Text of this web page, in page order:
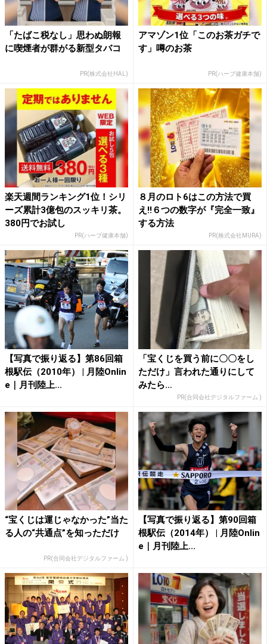
「たばこ税なし」思わぬ朗報
に喫煙者が群がる新型タバコ
PR(株式会社HAL)
アマゾン1位「このお茶ガチで
す」噂のお茶
PR(ハーブ健康本舗)
楽天週間ランキング1位！シリ
ーズ累計3億包のスッキリ茶。
380円でお試し
PR(ハーブ健康本舗)
８月のロト6はこの方法で買
え!!６つの数字が『完全一致』
する方法
PR(株式会社MURA)
【写真で振り返る】第86回箱
根駅伝（2010年） | 月陸Onlin
e｜月刊陸上...
「宝くじを買う前に〇〇をし
ただけ」言われた通りにして
みたら…
PR(合同会社デジタルファーム )
“宝くじは運じゃなかった”当た
る人の“共通点”を知っただけ
PR(合同会社デジタルファーム )
【写真で振り返る】第90回箱
根駅伝（2014年） | 月陸Onlin
e｜月刊陸上...